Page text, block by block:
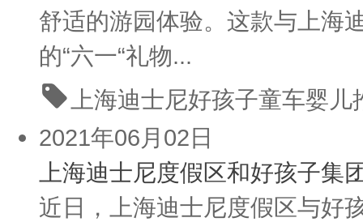
舒适的游园体验。这款与上海
的“六一“礼物...
上海迪士尼好孩子童车婴儿
2021年06月02日
上海迪士尼度假区和好孩子集
近日，上海迪士尼度假区与好